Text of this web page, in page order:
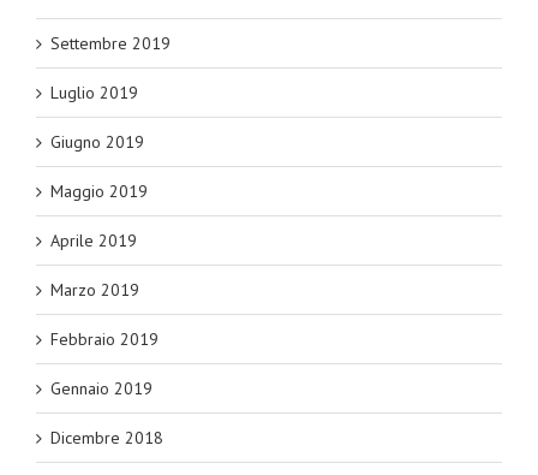
Settembre 2019
Luglio 2019
Giugno 2019
Maggio 2019
Aprile 2019
Marzo 2019
Febbraio 2019
Gennaio 2019
Dicembre 2018